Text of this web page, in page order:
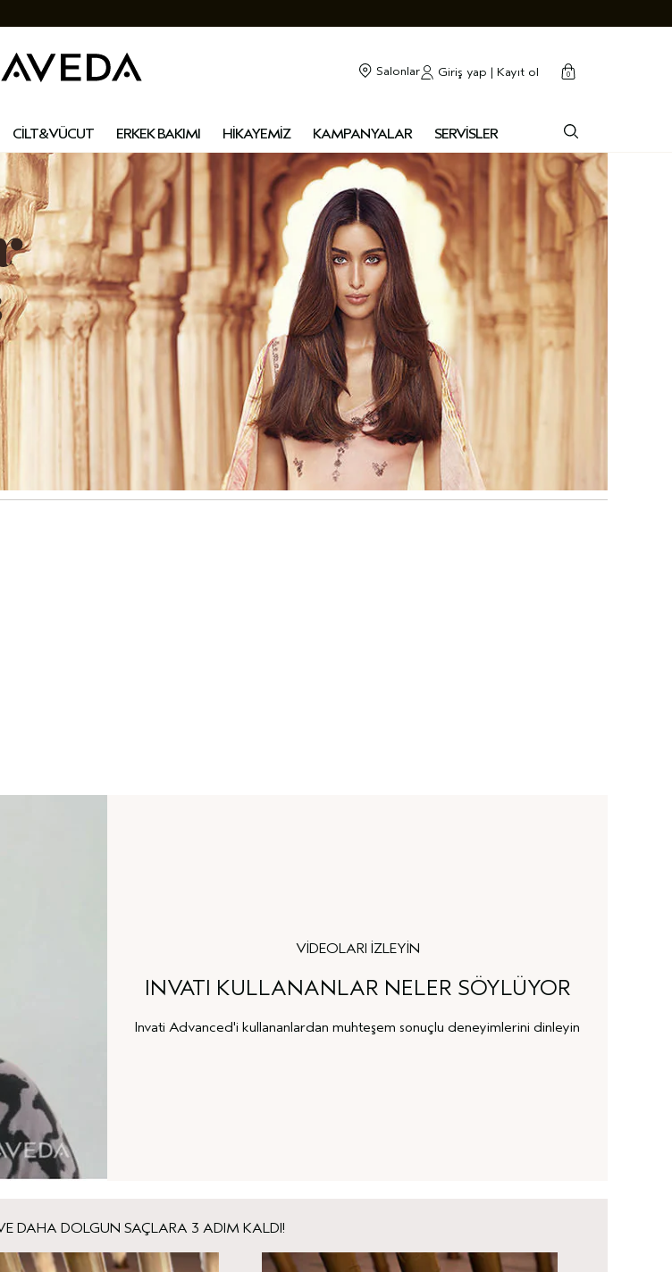
Salonlar Giriş yap | Kayıt ol cart
0
kapalı
CİLT&VÜCUT ERKEK BAKIMI HİKAYEMİZ KAMPANYALAR SERVİSLER
VİDEOLARI İZLEYİN
INVATI KULLANANLAR NELER SÖYLÜYOR
Invati Advanced'i kullananlardan muhteşem sonuçlu deneyimlerini dinleyin
DAHA DOLGUN SAÇLARA 3 ADIM KALDI!